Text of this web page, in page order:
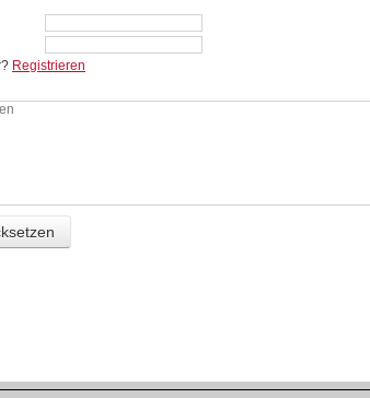
Registrieren